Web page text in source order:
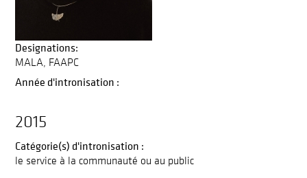
Designations:
MALA FAAPC
Année d'intronisation :
2015
Catégorie(s) d'intronisation :
le service à la communauté ou au public